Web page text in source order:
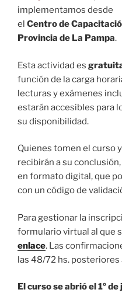
implementamos desde
el Centro de
Provincia de La Pampa.
Esta actividad es
función de la carga
lecturas y exámenes
estarán accesibles para
su disponibilidad.
Quienes tomen el curso
recibirán a su
en formato digital, que
con un código de
Para gestionar la
formulario virtual al que
enlace. Las
las 48/72 hs. posteriores
El curso se abrió el 1º